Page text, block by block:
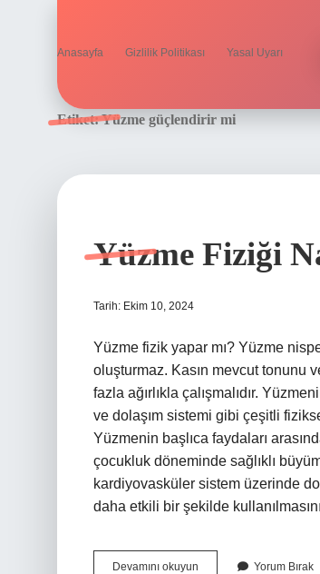
Anasayfa Gizlilik Politikası Yasal Uyarı
Etiket:Yüzme güçlendirir mi
Yüzme Fiziği
Tarih: Ekim 10, 2024
Yüzme fizik yapar mı? Yüzme
oluşturmaz. Kasın mevcut tonunu
fazla ağırlıkla çalışmalıdır.
ve dolaşım sistemi gibi çeşitli
Yüzmenin başlıca faydaları
çocukluk döneminde sağlıklı
kardiyovasküler sistem üzerinde
daha etkili bir şekilde
Devamını okuyun Yorum Bırak